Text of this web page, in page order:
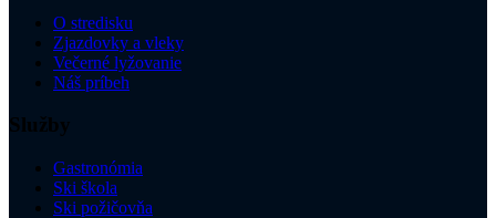
O stredisku
Zjazdovky a vleky
Večerné lyžovanie
Náš príbeh
Služby
Gastronómia
Ski škola
Ski požičovňa